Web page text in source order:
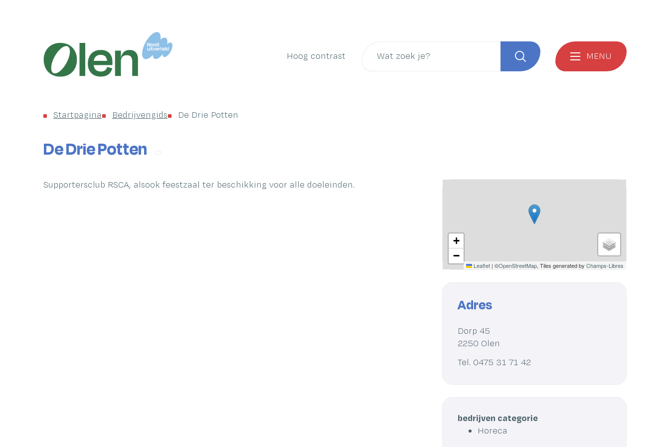
Startpagina
Gemeente
Olen
Hoog contrast
zoek
Zoeken
MENU
Startpagina Bedrijvengids De Drie Potten
De Drie Potten
Supportersclub RSCA, alsook feestzaal ter beschikking voor alle doeleinden.
+
−
Leaflet | ©OpenStreetMap, Tiles generated by Champs-Libres
Adres
Adres
Dorp 45
,2250 Olen
Tel. 0475 31 71 42
bedrijven categorie
Horeca